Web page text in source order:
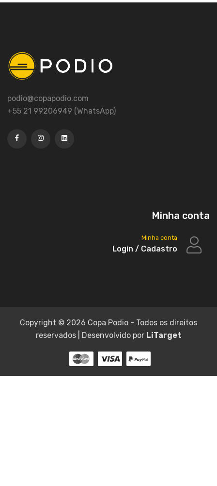
podio@copapodio.com
+55 21 99206949 (WhatsApp)
Minha conta
Minha conta
Login / Cadastro
Copyright © 2026 Copa Podio - Todos os direitos
reservados | Desenvolvido por LiTarget